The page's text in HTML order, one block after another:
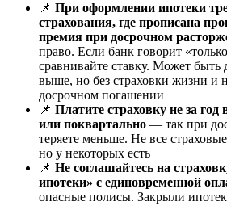
📌 При оформлении ипотеки
страхования, где прописана
премия при досрочном
право. Если банк говорит
сравнивайте ставку. Может быть
выше, но без страховки жизни и
досрочном погашении
📌 Платите страховку не за год
или поквартально — так при
теряете меньше. Не все
но у некоторых есть
📌 Не соглашайтесь на
ипотеки» с единовременной
опасные полисы. Закрыли